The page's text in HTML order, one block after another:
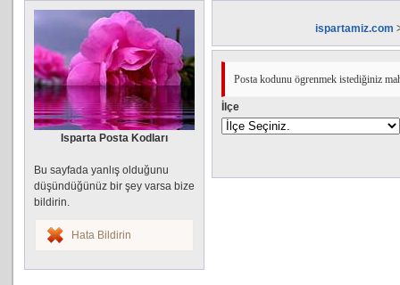
Isparta Posta Kodları
Bu sayfada yanlış olduğunu
düşündüğünüz bir şey varsa bize
bildirin.
Hata Bildirin
ispartamiz.com
Posta kodunu ögrenmek istediğiniz
İlçe